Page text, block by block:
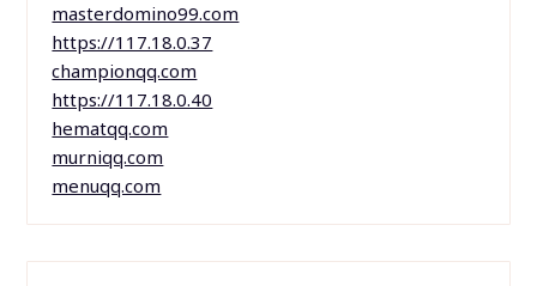
masterdomino99.com
https://117.18.0.37
championqq.com
https://117.18.0.40
hematqq.com
murniqq.com
menuqq.com